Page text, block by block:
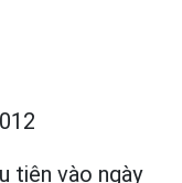
tiên vào ngày